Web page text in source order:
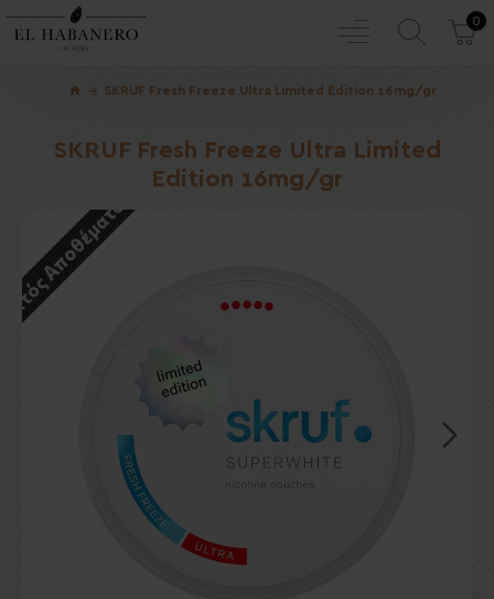
0
SKRUF Fresh Freeze Ultra Limited Edition 16mg/gr
SKRUF Fresh Freeze Ultra Limited
Edition 16mg/gr
Αποθέματος